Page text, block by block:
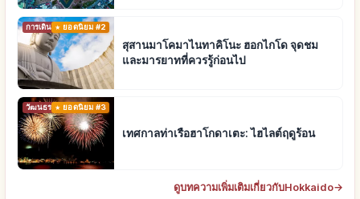
การเดินทางยอดนิยม #2
สุสานมาโคมาไนทาคิโนะ ฮอกไกโด จุดชม
และมารยาทที่ควรรู้ก่อนไป
วัฒนธรรมดั้งเดิมยอดนิยม #3
เทศกาลท่าเรือฮาโกดาเตะ: ไฮไลต์ฤดูร้อน
ดูบทความเพิ่มเติมเกี่ยวกับHokkaido→